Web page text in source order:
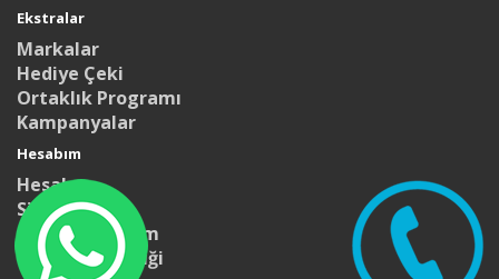
Ekstralar
Markalar
Hediye Çeki
Ortaklık Programı
Kampanyalar
Hesabım
Hesabım
Siparişlerim
Alışveriş Listem
Bülten Aboneliği